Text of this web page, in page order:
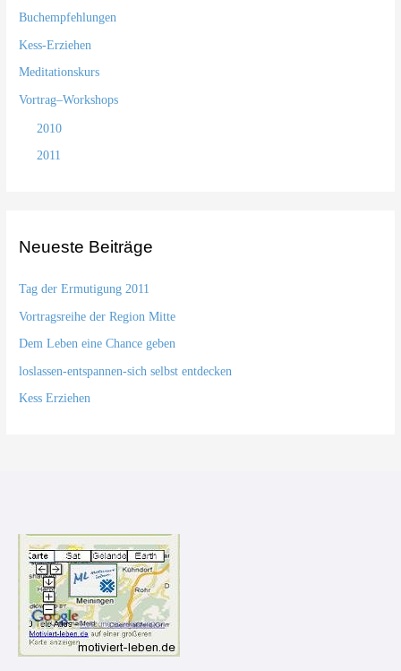
Buchempfehlungen
Kess-Erziehen
Meditationskurs
Vortrag–Workshops
2010
2011
Neueste Beiträge
Tag der Ermutigung 2011
Vortragsreihe der Region Mitte
Dem Leben eine Chance geben
loslassen-entspannen-sich selbst entdecken
Kess Erziehen